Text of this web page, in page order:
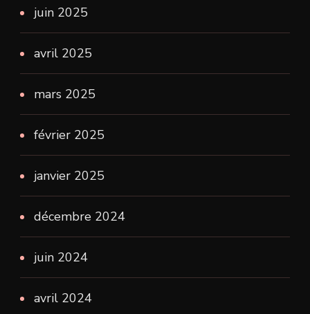
juin 2025
avril 2025
mars 2025
février 2025
janvier 2025
décembre 2024
juin 2024
avril 2024